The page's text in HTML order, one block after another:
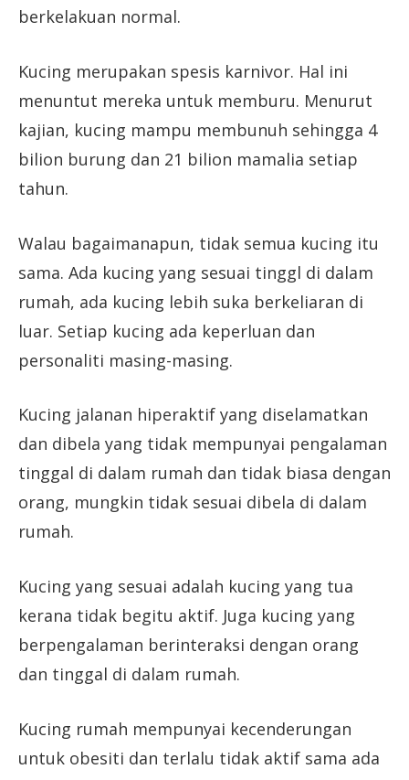
berkelakuan normal.
Kucing merupakan spesis karnivor. Hal ini
menuntut mereka untuk memburu. Menurut
kajian, kucing mampu membunuh sehingga 4
bilion burung dan 21 bilion mamalia setiap
tahun.
Walau bagaimanapun, tidak semua kucing itu
sama. Ada kucing yang sesuai tinggl di dalam
rumah, ada kucing lebih suka berkeliaran di
luar. Setiap kucing ada keperluan dan
personaliti masing-masing.
Kucing jalanan hiperaktif yang diselamatkan
dan dibela yang tidak mempunyai pengalaman
tinggal di dalam rumah dan tidak biasa dengan
orang, mungkin tidak sesuai dibela di dalam
rumah.
Kucing yang sesuai adalah kucing yang tua
kerana tidak begitu aktif. Juga kucing yang
berpengalaman berinteraksi dengan orang
dan tinggal di dalam rumah.
Kucing rumah mempunyai kecenderungan
untuk obesiti dan terlalu tidak aktif sama ada